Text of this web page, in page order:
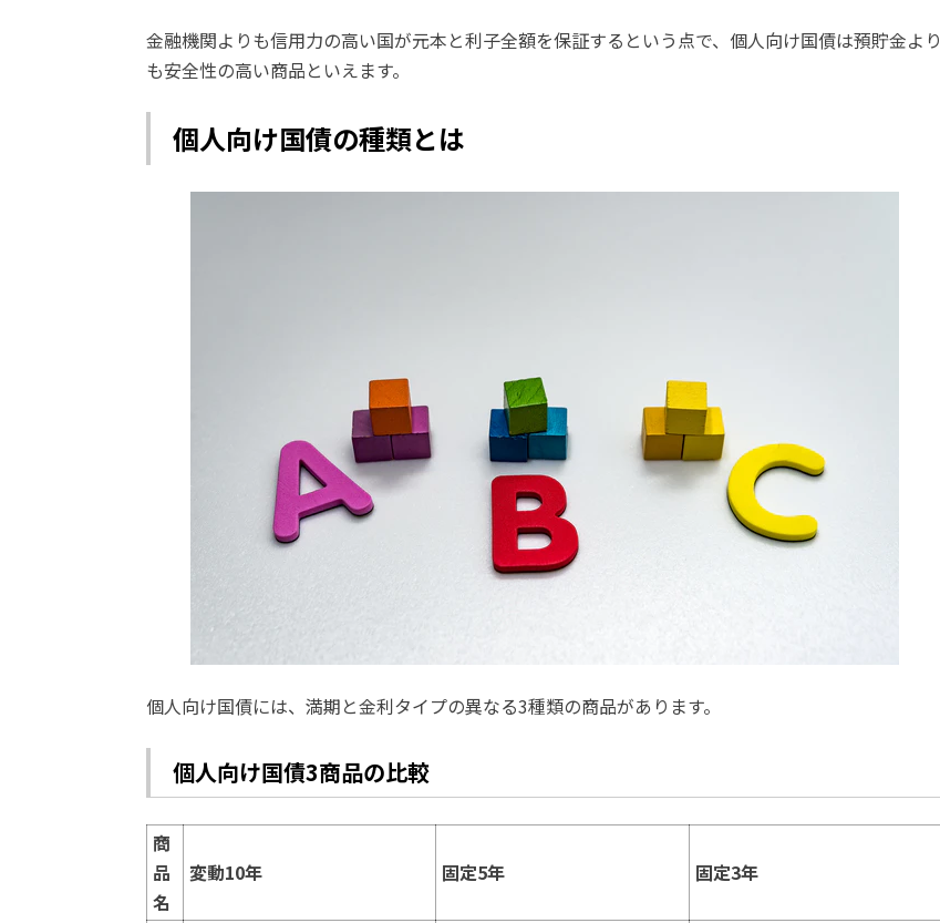
金融機関よりも信用力の高い国が元本と利子全額を保証するという点で、個人向け国債は預貯金より
も安全性の高い商品といえます。
個人向け国債の種類とは
個人向け国債には、満期と金利タイプの異なる3種類の商品があります。
個人向け国債3商品の比較
商
品
名
変動10年 固定5年 固定3年